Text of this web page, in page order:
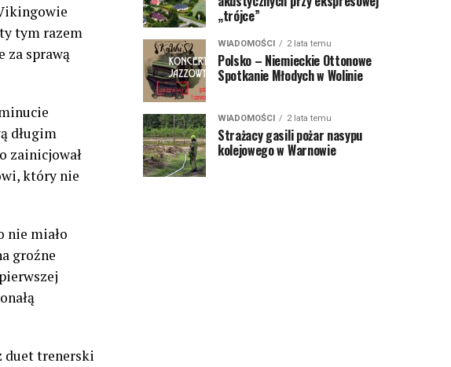
tym razem
za sprawą
długim
zainicjował
który nie
nie miało
groźne
duet trenerski
„trójce”
WIADOMOŚCI 2 lata temu
Polsko – Niemieckie Ottonowe
Spotkanie Młodych w Wolinie
WIADOMOŚCI 2 lata temu
Strażacy gasili pożar nasypu
kolejowego w Warnowie